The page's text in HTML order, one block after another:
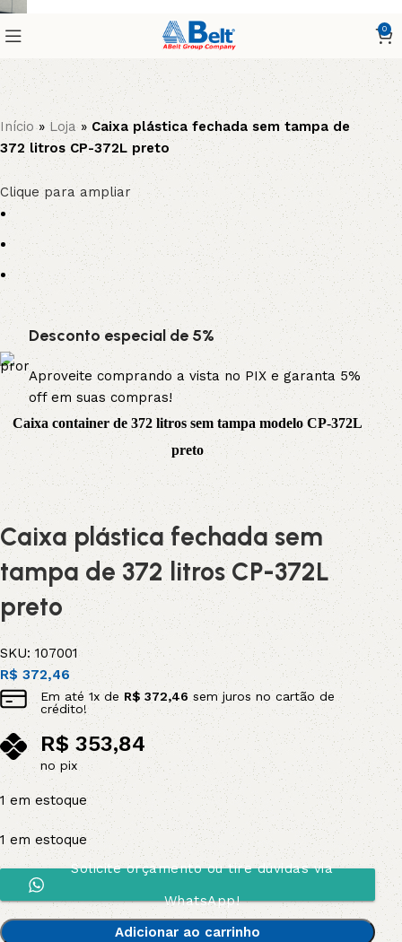
0
Início»Loja» Caixa plástica fechada sem tampa de
372 litros CP-372L preto
Clique para ampliar
Desconto especial de 5%
Aproveite comprando a vista no PIX e garanta 5%
off em suas compras!
Caixa container de 372 litrossem tampa modelo CP-372L
preto
Caixa plástica fechada sem
tampa de 372 litros CP-372L
preto
SKU:107001
R$ 372,46
Em até1x deR$ 372,46 sem juros no cartão de
crédito!
R$353,84
no pix
1 em estoque
1 em estoque
Solicite orçamento ou tire dúvidas via
WhatsApp!
Adicionar ao carrinho